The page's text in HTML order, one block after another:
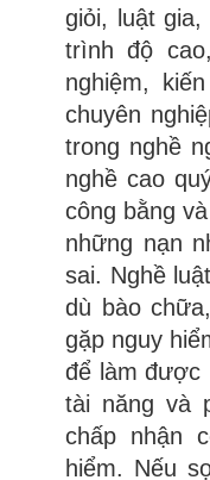
giỏi, luật
trình độ
nghiệm,
chuyên
trong nghề
nghề cao
công bằng
những nạn
sai. Nghề
dù bào
gặp nguy
để làm được
tài năng và
chấp nhận
hiểm. Nếu